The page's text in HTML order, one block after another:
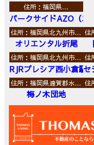
住所：福岡県…
パークサイドAZO（エ
住所：福岡県北九州市…
オリエンタル折尾
住
住所：福岡県北九州市…
RJRプレシア西小倉駅前
住
セ
住所：福岡県遠賀郡水…
梅ノ木団地
住